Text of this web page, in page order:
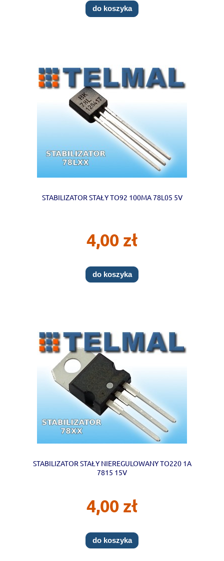
do koszyka
STABILIZATOR STAŁY TO92 100MA 78L05 5V
4,00 zł
do koszyka
STABILIZATOR STAŁY NIEREGULOWANY TO220 1A
7815 15V
4,00 zł
do koszyka